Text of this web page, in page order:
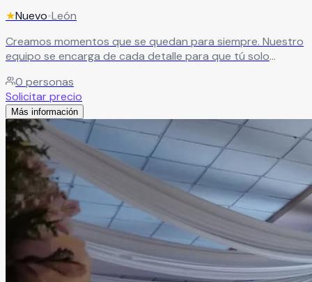
★Nuevo•León
Creamos momentos que se quedan para siempre. Nuestro
equipo se encarga de cada detalle para que tú solo
quieres.Leer más
0 personas
Solicitar precio
Más información